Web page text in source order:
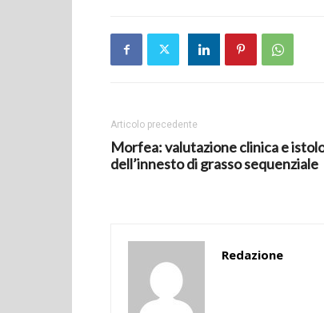
Articolo precedente
Morfea: valutazione clinica e
dell’innesto di grasso sequenziale
Redazione